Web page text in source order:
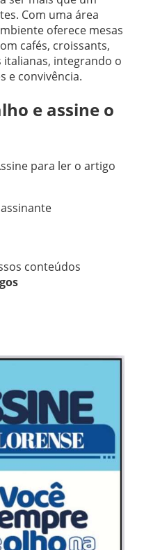
Com uma área
oferece mesas
cafés, croissants,
italianas, integrando o
e convivência.
e assine o
para ler o artigo
conteúdos